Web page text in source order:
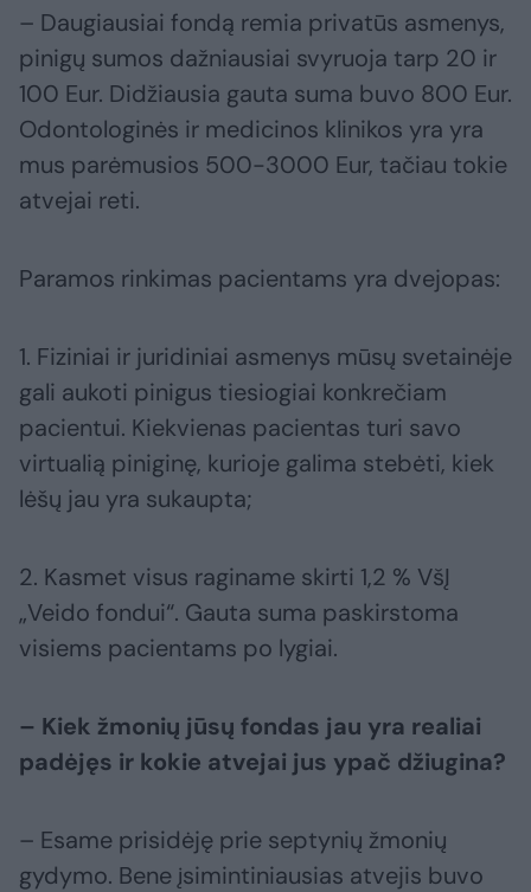
– Daugiausiai fondą remia privatūs asmenys,
pinigų sumos dažniausiai svyruoja tarp 20 ir
100 Eur. Didžiausia gauta suma buvo 800 Eur.
Odontologinės ir medicinos klinikos yra yra
mus parėmusios 500-3000 Eur, tačiau tokie
atvejai reti.
Paramos rinkimas pacientams yra dvejopas:
1. Fiziniai ir juridiniai asmenys mūsų svetainėje
gali aukoti pinigus tiesiogiai konkrečiam
pacientui. Kiekvienas pacientas turi savo
virtualią piniginę, kurioje galima stebėti, kiek
lėšų jau yra sukaupta;
2. Kasmet visus raginame skirti 1,2 % VšĮ
„Veido fondui“. Gauta suma paskirstoma
visiems pacientams po lygiai.
– Kiek žmonių jūsų fondas jau yra realiai
padėjęs ir kokie atvejai jus ypač džiugina?
– Esame prisidėję prie septynių žmonių
gydymo. Bene įsimintiniausias atvejis buvo